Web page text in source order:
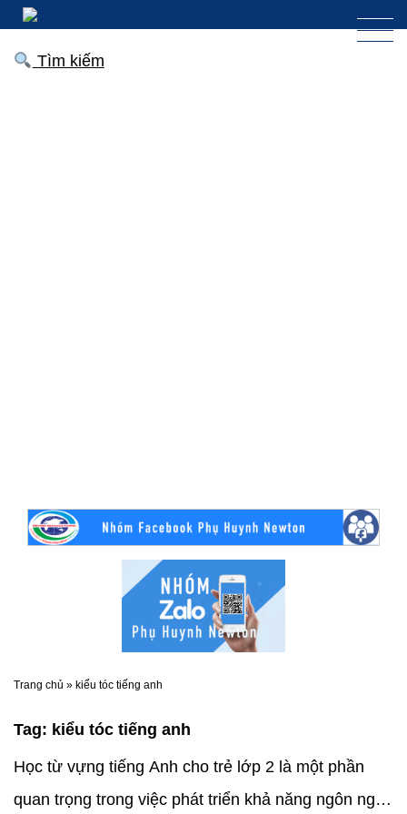
Tìm kiếm
Trang chủ » kiểu tóc tiếng anh
Tag: kiểu tóc tiếng anh
Học từ vựng tiếng Anh cho trẻ lớp 2 là một phần
quan trọng trong việc phát triển khả năng ngôn ngữ